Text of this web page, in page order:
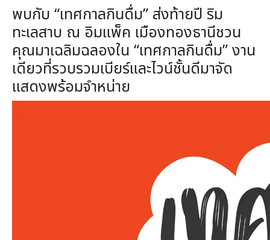
พบกับ “เทศกาลกินดื่ม” ส่งท้ายปี ริม
ทะเลสาบ ณ อิมแพ็ค เมืองทองธานีชวน
คุณมาเฉลิมฉลองใน “เทศกาลกินดื่ม” งาน
เดียวที่รวบรวมเบียร์และไวน์ชั้นดีมาจัด
แสดงพร้อมจำหน่าย